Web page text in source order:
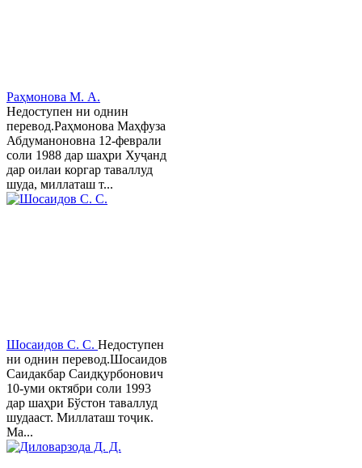
Раҳмонова М. А.
Недоступен ни однин
перевод.Раҳмонова Маҳфуза
Абдуманоновна 12-феврали
соли 1988 дар шаҳри Хуҷанд
дар оилаи коргар таваллуд
шуда, миллаташ т...
Шосаидов С. С. Недоступен
ни однин перевод.Шосаидов
Саидакбар Саидқурбонович
10-уми октябри соли 1993
дар шаҳри Бўстон таваллуд
шудааст. Миллаташ тоҷик.
Ма...